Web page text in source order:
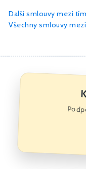
Další smlouvy mezi
Všechny smlouvy